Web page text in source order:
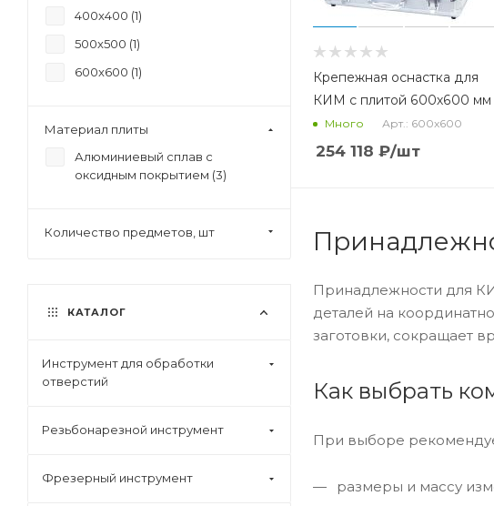
Крепежная оснастка для
КИМ с плитой 600х600 мм
Много Арт.: 600x600
254 118 ₽/шт
Принадлежности для
деталей на
заготовки, сокращает
Как выбрать
При выборе
размеры и массу
400x400 (1)
500x500 (1)
600x600 (1)
Материал плиты
Алюминиевый сплав с
оксидным покрытием (3)
Количество предметов, шт
КАТАЛОГ
Инструмент для обработки
отверстий
Резьбонарезной инструмент
Фрезерный инструмент